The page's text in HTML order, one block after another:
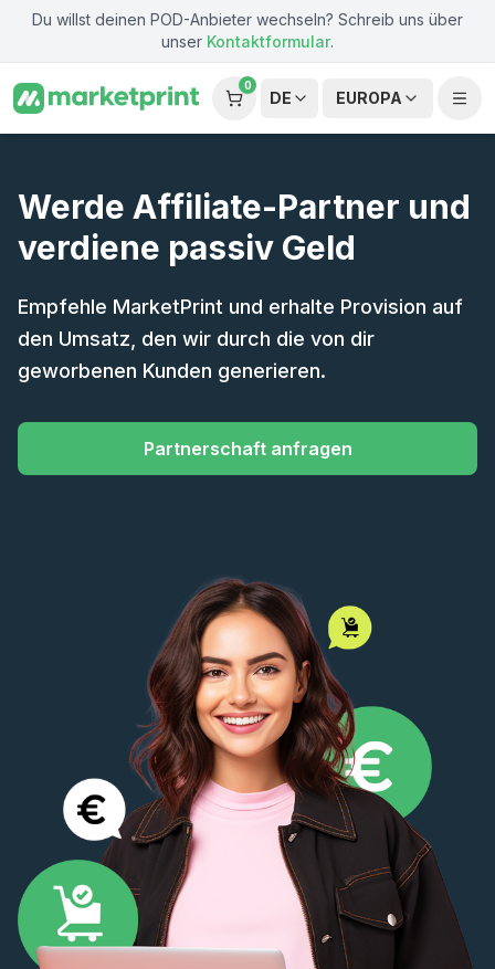
Zum Hauptinhalt springen
Du willst deinen POD-Anbieter wechseln? Schreib uns über
unser Kontaktformular.
0
DE EUROPA
Werde Affiliate-Partner und
verdiene passiv Geld
Empfehle MarketPrint und erhalte Provision auf
den Umsatz, den wir durch die von dir
geworbenen Kunden generieren.
Partnerschaft anfragen